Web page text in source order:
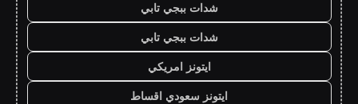
شدات ببجي تابي
شدات ببجي تابي
ايتونز امريكي
ايتونز سعودي اقساط